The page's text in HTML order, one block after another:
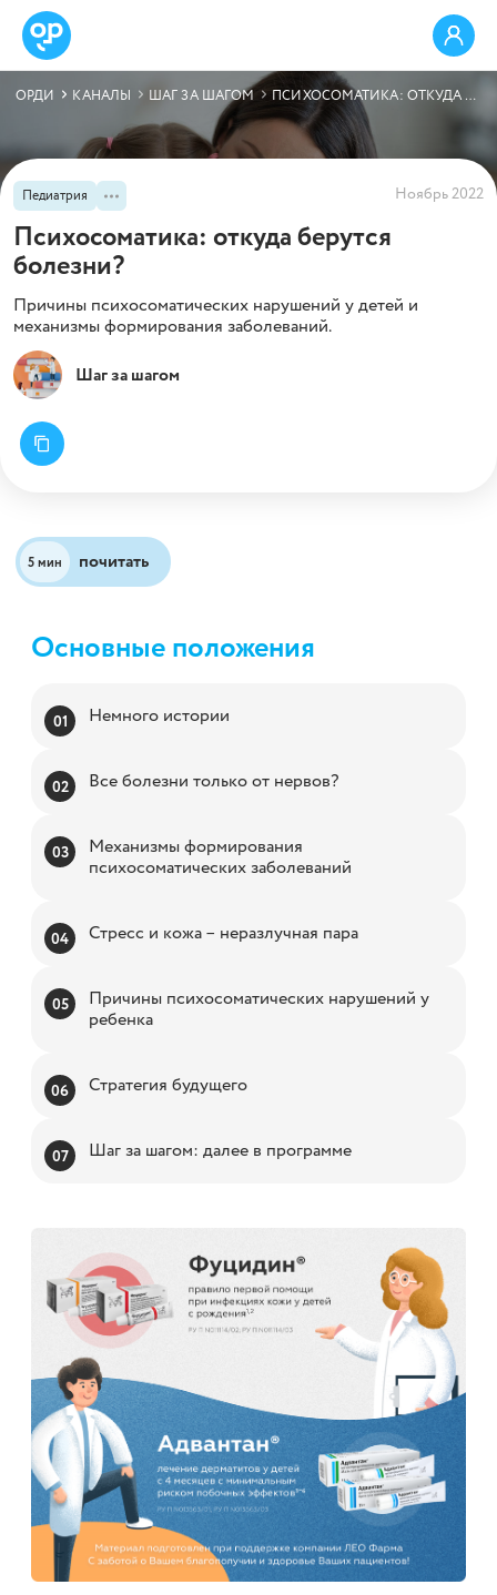
ОРДИ КАНАЛЫ ШАГ ЗА ШАГОМ ПСИХОСОМАТИКА: ОТКУДА БЕРУТСЯ БОЛЕЗНИ?
Педиатрия Ноябрь 2022
Психосоматика: откуда берутся
болезни?
Причины психосоматических нарушений у детей и
механизмы формирования заболеваний.
Шаг за шагом
5 мин почитать
Основные положения
Немного истории
Все болезни только от нервов?
Механизмы формирования
психосоматических заболеваний
Стресс и кожа – неразлучная пара
Причины психосоматических нарушений у
ребенка
Стратегия будущего
Шаг за шагом: далее в программе